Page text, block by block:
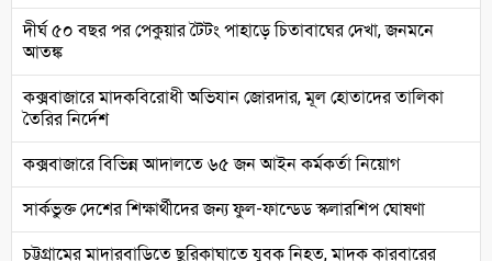
দীর্ঘ ৫০ বছর পর পেকুয়ার টৈটং পাহাড়ে চিতাবাঘের দেখা, জনমনে
আতঙ্ক
কক্সবাজারে মাদকবিরোধী অভিযান জোরদার, মূল হোতাদের তালিকা
তৈরির নির্দেশ
কক্সবাজারে বিভিন্ন আদালতে ৬৫ জন আইন কর্মকর্তা নিয়োগ
সার্কভুক্ত দেশের শিক্ষার্থীদের জন্য ফুল-ফান্ডেড স্কলারশিপ ঘোষণা
চট্টগ্রামের মাদারবাড়িতে ছুরিকাঘাতে যুবক নিহত, মাদক কারবারের